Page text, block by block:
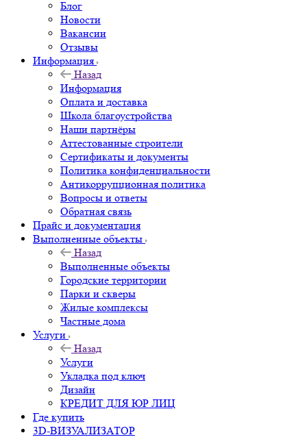
Блог
Новости
Вакансии
Отзывы
Информация
Назад
Информация
Оплата и доставка
Школа благоустройства
Наши партнёры
Аттестованные строители
Сертификаты и документы
Политика конфиденциальности
Антикоррупционная политика
Вопросы и ответы
Обратная связь
Прайс и документация
Выполненные объекты
Назад
Выполненные объекты
Городские территории
Парки и скверы
Жилые комплексы
Частные дома
Услуги
Назад
Услуги
Укладка под ключ
Дизайн
КРЕДИТ ДЛЯ ЮР ЛИЦ
Где купить
3D-ВИЗУАЛИЗАТОР